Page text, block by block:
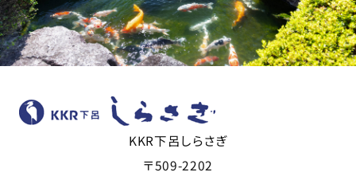
KKR下呂しらさぎ
〒509-2202